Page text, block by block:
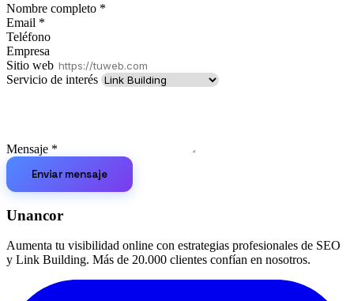
Nombre completo *
Email *
Teléfono
Empresa
Sitio web
Servicio de interés
Mensaje *
Enviar mensaje
Unancor
Aumenta tu visibilidad online con estrategias profesionales de SEO
y Link Building. Más de 20.000 clientes confían en nosotros.